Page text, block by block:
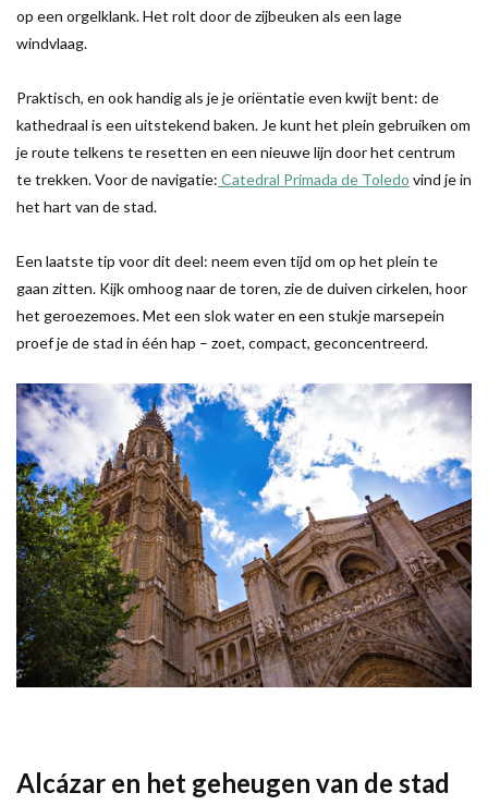
op een orgelklank. Het rolt door de zijbeuken als een lage
windvlaag.
Praktisch, en ook handig als je je oriëntatie even kwijt bent: de
kathedraal is een uitstekend baken. Je kunt het plein gebruiken om
je route telkens te resetten en een nieuwe lijn door het centrum
te trekken. Voor de navigatie: Catedral Primada de Toledo vind je in
het hart van de stad.
Een laatste tip voor dit deel: neem even tijd om op het plein te
gaan zitten. Kijk omhoog naar de toren, zie de duiven cirkelen, hoor
het geroezemoes. Met een slok water en een stukje marsepein
proef je de stad in één hap – zoet, compact, geconcentreerd.
Alcázar en het geheugen van de stad